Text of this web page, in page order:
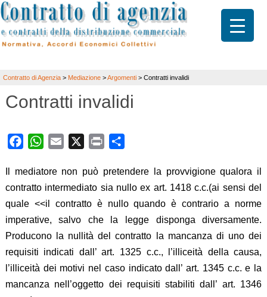
Contratto di Agenzia > Mediazione >Argomenti > Contratti invalidi
Contratti invalidi
FacebookWhatsApp
Email Print
Il mediatore non può pretendere la provvigione qualora il
contratto intermediato sia nullo ex art. 1418 c.c.(ai sensi del
quale <<il contratto è nullo quando è contrario a norme
imperative, salvo che la legge disponga diversamente.
Producono la nullità del contratto la mancanza di uno dei
requisiti indicati dall’ art. 1325 c.c., l’illiceità della causa,
l’illiceità dei motivi nel caso indicato dall’ art. 1345 c.c. e la
mancanza nell’oggetto dei requisiti stabiliti dall’ art. 1346